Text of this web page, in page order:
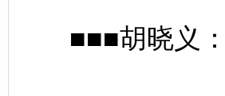
■■■胡晓义：